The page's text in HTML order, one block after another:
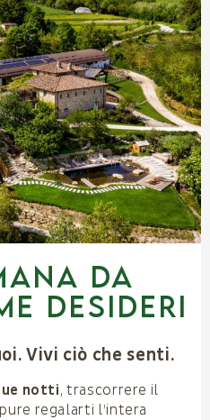
DA
DESIDERI
Vivi ciò che senti.
notti, trascorrere il
regalarti l’intera